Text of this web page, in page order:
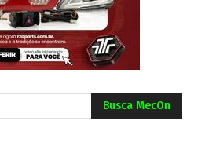
Busca MecOn